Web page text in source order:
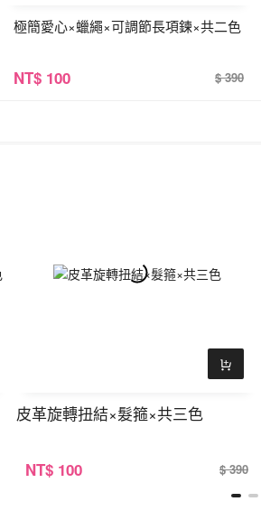
極簡愛心×蠟繩×可調節長項鍊×共二色
NT$ 100 $ 390
皮革旋轉扭結×髮箍×共三色
NT$ 100 $ 390